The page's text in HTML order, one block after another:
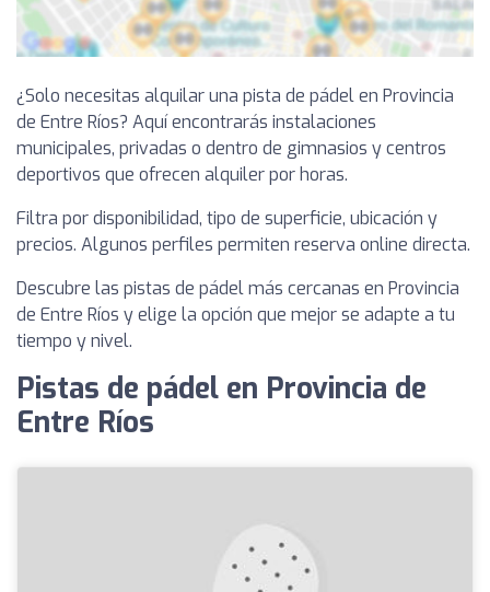
¿Solo necesitas alquilar una pista de pádel en Provincia
de Entre Ríos? Aquí encontrarás instalaciones
municipales, privadas o dentro de gimnasios y centros
deportivos que ofrecen alquiler por horas.
Filtra por disponibilidad, tipo de superficie, ubicación y
precios. Algunos perfiles permiten reserva online directa.
Descubre las pistas de pádel más cercanas en Provincia
de Entre Ríos y elige la opción que mejor se adapte a tu
tiempo y nivel.
Pistas de pádel en Provincia de
Entre Ríos